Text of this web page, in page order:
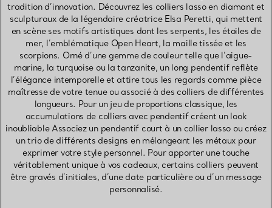
tradition d’innovation. Découvrez les colliers lasso en diamant et
sculpturaux de la légendaire créatrice Elsa Peretti, qui mettent
en scène ses motifs artistiques dont les serpents, les étoiles de
mer, l’emblématique Open Heart, la maille tissée et les
scorpions. Orné d’une gemme de couleur telle que l’aigue-
marine, la turquoise ou la tanzanite, un long pendentif reflète
l’élégance intemporelle et attire tous les regards comme pièce
maîtresse de votre tenue ou associé à des colliers de différentes
longueurs. Pour un jeu de proportions classique, les
accumulations de colliers avec pendentif créent un look
inoubliable Associez un pendentif court à un collier lasso ou créez
un trio de différents designs en mélangeant les métaux pour
exprimer votre style personnel. Pour apporter une touche
véritablement unique à vos cadeaux, certains colliers peuvent
être gravés d’initiales, d’une date particulière ou d’un message
personnalisé.